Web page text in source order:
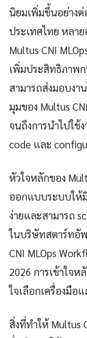
นิยมเพิ่มขึ้นอย่างต่
ประเทศไทย หลา
Multus CNI
เพิ่มประสิทธิภาพ
สามารถส่งมอบงา
มุมของ Multus
จนถึงการนำไปใช้
code และ
หัวใจหลักของ
ออกแบบระบบให้
ง่ายและสามารถ
ในบริษัทสตาร์ทอั
CNI MLOps
2026 การเข้าใจ
ใจเลือกเครื่องมือ
สิ่งที่ทำให้ Multus